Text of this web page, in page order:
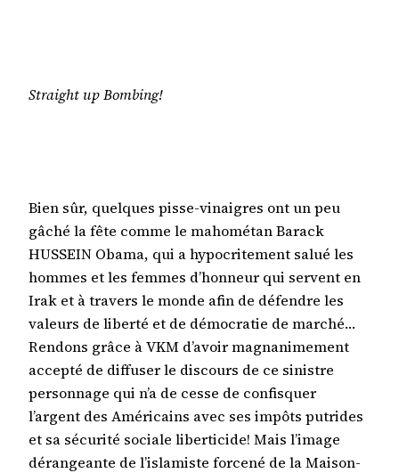
Straight up Bombing!
Bien sûr, quelques pisse-vinaigres ont un peu
gâché la fête comme le mahométan Barack
HUSSEIN Obama, qui a hypocritement salué les
hommes et les femmes d’honneur qui servent en
Irak et à travers le monde afin de défendre les
valeurs de liberté et de démocratie de marché…
Rendons grâce à VKM d’avoir magnanimement
accepté de diffuser le discours de ce sinistre
personnage qui n’a de cesse de confisquer
l’argent des Américains avec ses impôts putrides
et sa sécurité sociale liberticide! Mais l’image
dérangeante de l’islamiste forcené de la Maison-